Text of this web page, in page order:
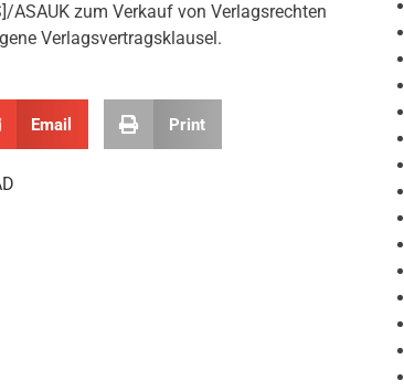
ASAUK zum Verkauf von Verlagsrechten
Verlagsvertragsklausel.
Email Print